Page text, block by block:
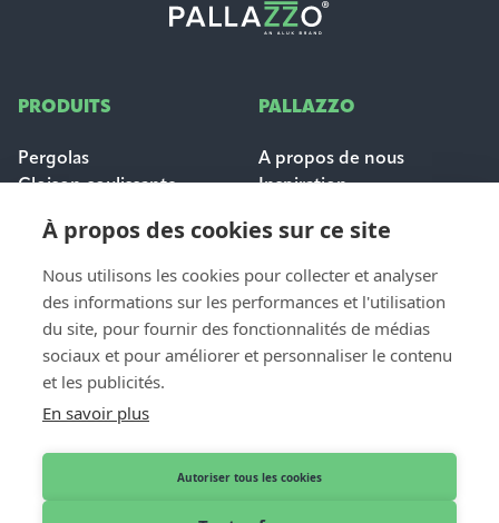
À propos des cookies sur ce site
Nous utilisons les cookies pour collecter et analyser
des informations sur les performances et l'utilisation
du site, pour fournir des fonctionnalités de médias
sociaux et pour améliorer et personnaliser le contenu
et les publicités.
En savoir plus
Autoriser tous les cookies
PRODUITS
Pergolas
Cloison coulissante
PALLAZZO
A propos de nous
Inspiration
Questions fréquemment
posées
POUR LES
PROFESSIONNELS
Devenir distributeur
CONTACT